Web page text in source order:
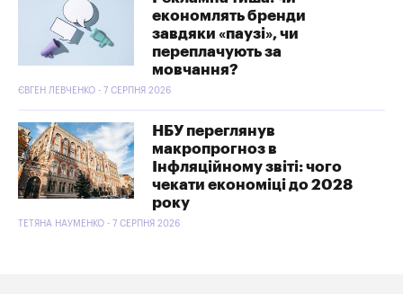
економлять бренди
завдяки «паузі», чи
переплачують за
мовчання?
ЄВГЕН ЛЕВЧЕНКО - 7 СЕРПНЯ 2026
НБУ переглянув
макропрогноз в
Інфляційному звіті: чого
чекати економіці до 2028
року
ТЕТЯНА НАУМЕНКО - 7 СЕРПНЯ 2026